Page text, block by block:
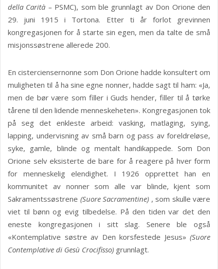
della Carità – PSMC), som ble grunnlagt av Don Orione den
29. juni 1915 i Tortona. Etter ti år forlot grevinnen
kongregasjonen for å starte sin egen, men da talte de små
misjonssøstrene allerede 200.
En cisterciensernonne som Don Orione hadde konsultert om
muligheten til å ha sine egne nonner, hadde sagt til ham: «Ja,
men de bør være som filler i Guds hender, filler til å tørke
tårene til den lidende menneskeheten». Kongregasjonen tok
på seg det enkleste arbeid: vasking, matlaging, sying,
lapping, undervisning av små barn og pass av foreldreløse,
syke, gamle, blinde og mentalt handikappede. Som Don
Orione selv eksisterte de bare for å reagere på hver form
for menneskelig elendighet. I 1926 opprettet han en
kommunitet av nonner som alle var blinde, kjent som
Sakramentssøstrene (Suore Sacramentine) , som skulle være
viet til bønn og evig tilbedelse. På den tiden var det den
eneste kongregasjonen i sitt slag. Senere ble også
«Kontemplative søstre av Den korsfestede Jesus» (Suore
Contemplative di Gesù Crocifisso) grunnlagt.